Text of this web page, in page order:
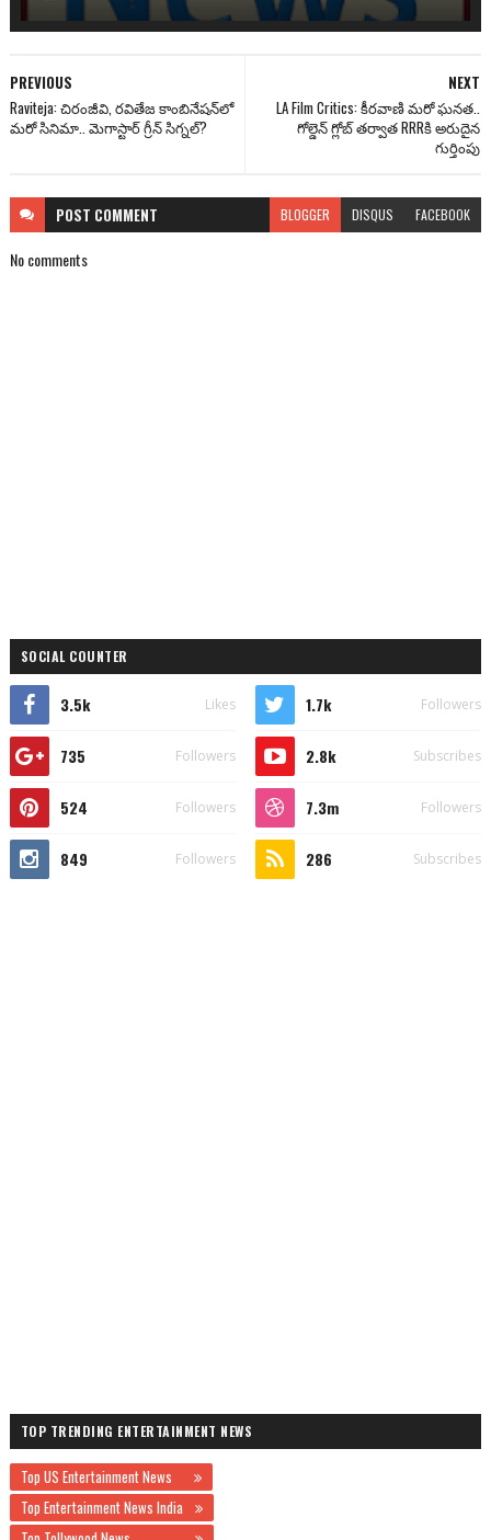
NEXT
LA Film Critics: కీర‌వాణి మ‌రో ఘ‌న‌త‌..
గోల్డెన్ గ్లోబ్ త‌ర్వాత RRRకి అరుదైన
గుర్తింపు
PREVIOUS
Raviteja: చిరంజీవి, రవితేజ కాంబినేషన్‌లో
మరో సినిమా.. మెగాస్టార్ గ్రీన్ సిగ్నల్?
POST COMMENT BLOGGER DISQUS FACEBOOK
No comments
SOCIAL COUNTER
3.5k Likes 1.7k Followers
735 Followers 2.8k Subscribes
524 Followers 7.3m Followers
849 Followers 286 Subscribes
TOP TRENDING ENTERTAINMENT NEWS
Top US Entertainment News
Top Entertainment News India